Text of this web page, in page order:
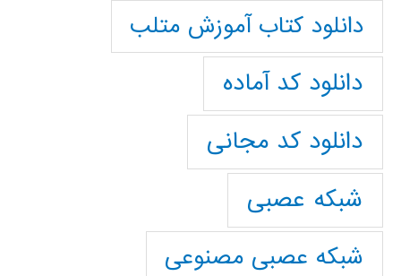
دانلود کتاب آموزش متلب
دانلود کد آماده
دانلود کد مجانی
شبکه عصبی
شبکه عصبی مصنوعی